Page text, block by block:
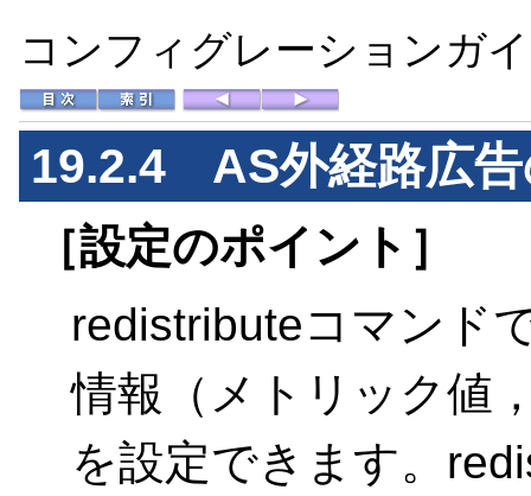
コンフィグレーションガ
19.2.4 AS外経路広告
［設定のポイント］
redistributeコマンド
情報（メトリック値
を設定できます。